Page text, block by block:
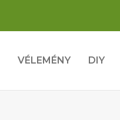
VÉLEMÉNY DIY